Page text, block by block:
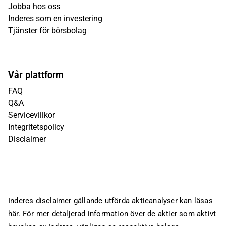
Jobba hos oss
Inderes som en investering
Tjänster för börsbolag
Vår plattform
FAQ
Q&A
Servicevillkor
Integritetspolicy
Disclaimer
Inderes disclaimer gällande utförda aktieanalyser kan läsas
här. För mer detaljerad information över de aktier som aktivt